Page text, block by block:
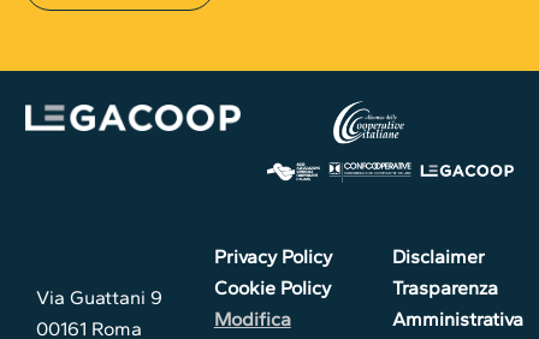
Via Guattani 9
00161 Roma
Privacy Policy
Cookie Policy
Modifica
Disclaimer
Trasparenza
Amministrativa